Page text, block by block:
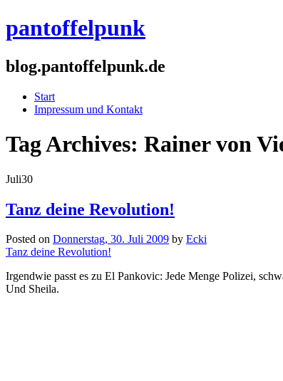
pantoffelpunk
blog.pantoffelpunk.de
Start
Impressum und Kontakt
Tag Archives: Rainer von
Juli30
Tanz deine Revolution!
Posted on Donnerstag, 30. Juli 2009 by Ecki
Tanz deine Revolution!
Irgendwie passt es zu El Pankovic: Jede Menge Polizei,
Und Sheila.